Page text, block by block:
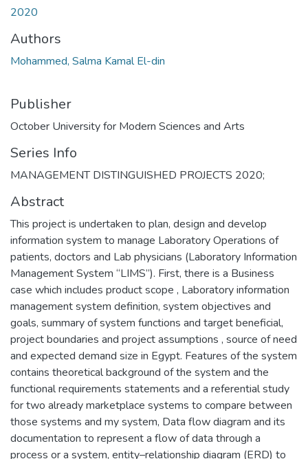
2020
Authors
Mohammed, Salma Kamal El-din
Publisher
October University for Modern Sciences and Arts
Series Info
MANAGEMENT DISTINGUISHED PROJECTS 2020;
Abstract
This project is undertaken to plan, design and develop
information system to manage Laboratory Operations of
patients, doctors and Lab physicians (Laboratory Information
Management System “LIMS”). First, there is a Business
case which includes product scope , Laboratory information
management system definition, system objectives and
goals, summary of system functions and target beneficial,
project boundaries and project assumptions , source of need
and expected demand size in Egypt. Features of the system
contains theoretical background of the system and the
functional requirements statements and a referential study
for two already marketplace systems to compare between
those systems and my system, Data flow diagram and its
documentation to represent a flow of data through a
process or a system, entity–relationship diagram (ERD) to